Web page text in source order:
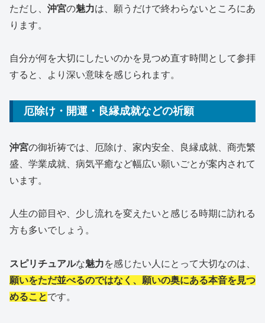
ただし、 沖宮の魅力は、願うだけで終わらないところにあ
ります。
自分が何を大切にしたいのかを見つめ直す時間として参拝
すると、より深い意味を感じられます。
厄除け・開運・良縁成就などの祈願
沖宮の御祈祷では、厄除け、家内安全、良縁成就、商売繁
盛、学業成就、病気平癒など幅広い願いごとが案内されて
います。
人生の節目や、少し流れを変えたいと感じる時期に訪れる
方も多いでしょう。
スピリチュアルな魅力を感じたい人にとって大切なのは、
願いをただ並べるのではなく、願いの奥にある本音を見つ
めることです。